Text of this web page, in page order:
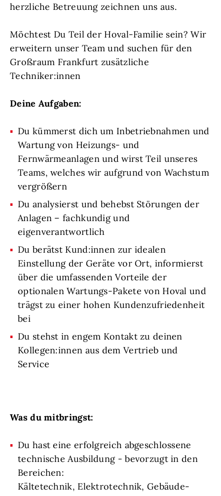
herzliche Betreuung zeichnen uns aus.
Möchtest Du Teil der Hoval-Familie sein? Wir
erweitern unser Team und suchen für den
Großraum Frankfurt zusätzliche
Techniker:innen
Deine Aufgaben:
Du kümmerst dich um Inbetriebnahmen und
Wartung von Heizungs- und
Fernwärmeanlagen und wirst Teil unseres
Teams, welches wir aufgrund von Wachstum
vergrößern
Du analysierst und behebst Störungen der
Anlagen – fachkundig und
eigenverantwortlich
Du berätst Kund:innen zur idealen
Einstellung der Geräte vor Ort, informierst
über die umfassenden Vorteile der
optionalen Wartungs-Pakete von Hoval und
trägst zu einer hohen Kundenzufriedenheit
bei
Du stehst in engem Kontakt zu deinen
Kollegen:innen aus dem Vertrieb und
Service
Was du mitbringst:
Du hast eine erfolgreich abgeschlossene
technische Ausbildung - bevorzugt in den
Bereichen:
Kältetechnik, Elektrotechnik, Gebäude-